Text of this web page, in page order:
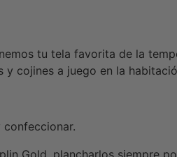
tu tela favorita de la
y cojines a juego en la